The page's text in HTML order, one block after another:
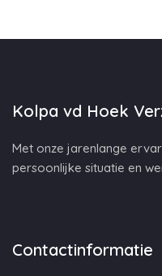
Kolpa vd Hoek
Met onze jarenlange
persoonlijke situatie en
Contactinformatie